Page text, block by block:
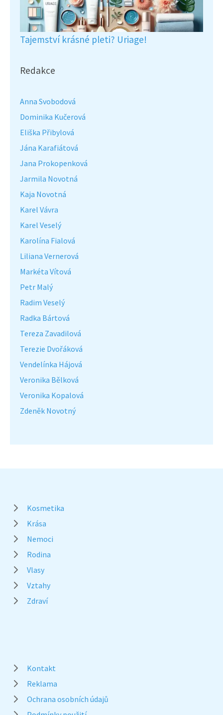
Tajemství krásné pleti? Uriage!
Redakce
Anna Svobodová
Dominika Kučerová
Eliška Přibylová
Jána Karafiátová
Jana Prokopenková
Jarmila Novotná
Kaja Novotná
Karel Vávra
Karel Veselý
Karolína Fialová
Liliana Vernerová
Markéta Vítová
Petr Malý
Radim Veselý
Radka Bártová
Tereza Zavadilová
Terezie Dvořáková
Vendelínka Hájová
Veronika Bělková
Veronika Kopalová
Zdeněk Novotný
Kosmetika
Krása
Nemoci
Rodina
Vlasy
Vztahy
Zdraví
Kontakt
Reklama
Ochrana osobních údajů